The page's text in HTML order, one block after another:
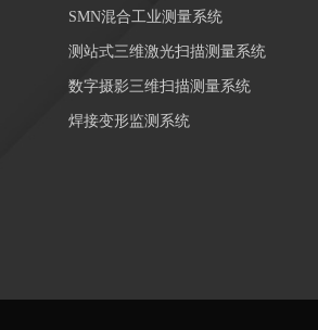
SMN混合工业测量系统
测站式三维激光扫描测量系统
数字摄影三维扫描测量系统
焊接变形监测系统